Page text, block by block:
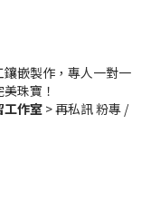
鑲嵌製作，專人一對一
珠寶！
工作室 > 再私訊 粉專 /